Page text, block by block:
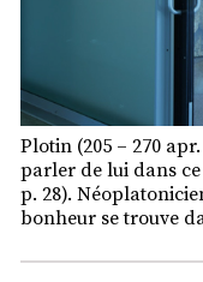
Plotin (205 – 270
parler de lui dans ce
p. 28).
bonheur se trouve